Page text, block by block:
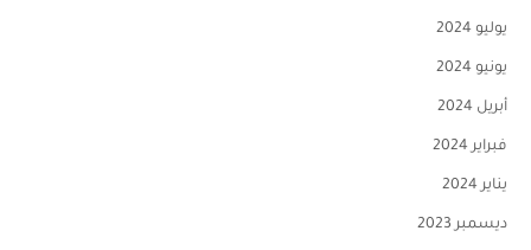
يوليو 2024
يونيو 2024
أبريل 2024
فبراير 2024
يناير 2024
ديسمبر 2023